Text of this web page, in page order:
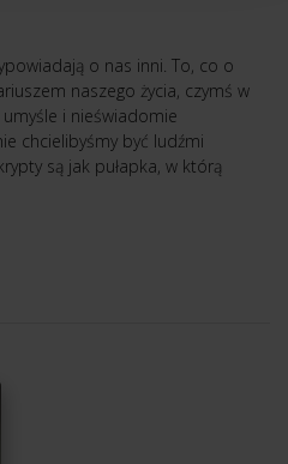
o nas inni. To, co o
naszego życia, czymś w
i nieświadomie
chcielibyśmy być ludźmi
są jak pułapka, w którą